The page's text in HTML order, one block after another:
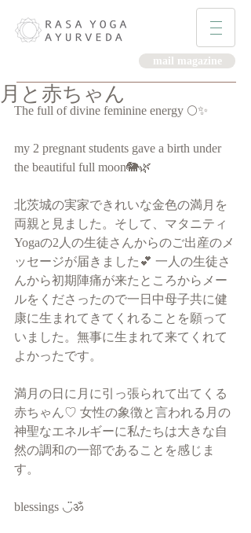
mail magazine
月と赤ちゃん
The full of divine feminine energy 🌕✨
my 2 pregnant students gave a birth under
the beautiful full moon🐘🌿
北茨城の実家できれいな金色の満月を
両親と見ました。そして、マタニティ
Yogaの2人の生徒さんからのご出産のメ
ッセージが届きました💕 一人の生徒さ
んから初期陣痛が来たところからメー
ルをくださったので一日中母子共に健
康に生まれてきてくれることを願って
いました。無事に生まれて来てくれて
よかったです。
満月の日に月に引っ張られて出てくる
赤ちゃん♡ 女性の象徴と言われる月の
神聖なエネルギーに私たちは大きな自
然の調和の一部であることを感じま
す。
blessings ◡̈ॐ